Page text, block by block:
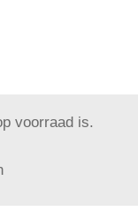
voorraad is.